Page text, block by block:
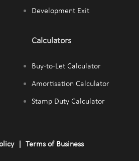
Development Exit
Calculators
Buy-to-Let Calculator
Amortisation Calculator
Stamp Duty Calculator
| Terms of Business